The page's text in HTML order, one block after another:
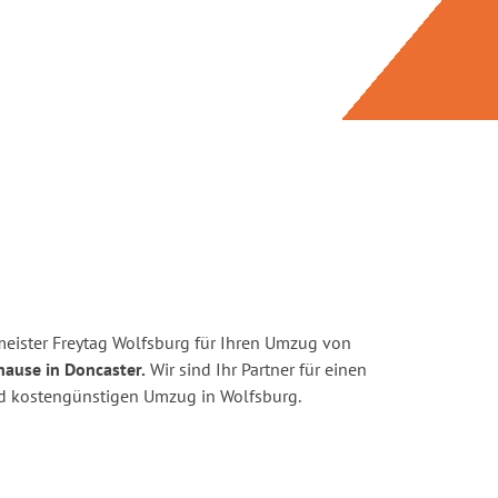
Freytag Wolfsburg für Ihren Umzug von
in Doncaster. Wir sind Ihr Partner für einen
kostengünstigen Umzug in Wolfsburg.